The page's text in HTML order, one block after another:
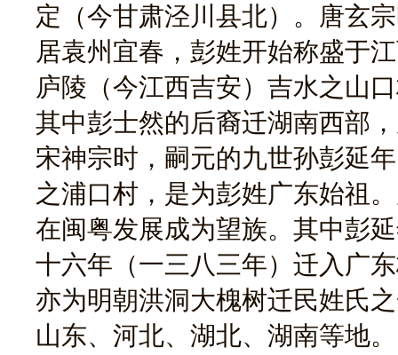
定（今甘肃泾川县北）。唐玄
居袁州宜春，彭姓开始称盛于
庐陵（今江西吉安）吉水之山
其中彭士然的后裔迁湖南西部
宋神宗时，嗣元的九世孙彭延
之浦口村，是为彭姓广东始祖
在闽粤发展成为望族。其中彭
十六年（一三八三年）迁入广
亦为明朝洪洞大槐树迁民姓氏
山东、河北、湖北、湖南等地